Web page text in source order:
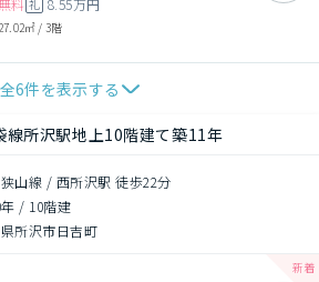
礼
27.02㎡ / 3階
全6件を表示する
線所沢駅地上10階建て築11年
山線 / 西所沢駅 徒歩22分
/ 10階建
所沢市日吉町